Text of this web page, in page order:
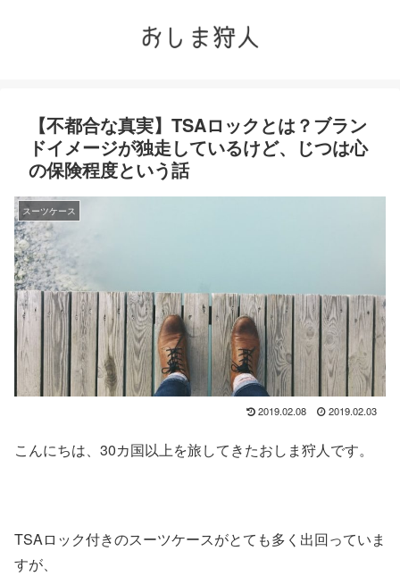
【不都合な真実】TSAロックとは？ブラン
ドイメージが独走しているけど、じつは心
の保険程度という話
スーツケース
2019.02.08 2019.02.03
こんにちは、30カ国以上を旅してきたおしま狩人です。
TSAロック付きのスーツケースがとても多く出回っていま
すが、